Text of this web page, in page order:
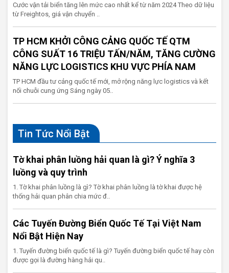
Cước vận tải biển tăng lên mức cao nhất kể từ năm 2024 Theo dữ liệu
từ Freightos, giá vận chuyển ..
TP HCM KHỞI CÔNG CẢNG QUỐC TẾ QTM
CÔNG SUẤT 16 TRIỆU TẤN/NĂM, TĂNG CƯỜNG
NĂNG LỰC LOGISTICS KHU VỰC PHÍA NAM
TP HCM đầu tư cảng quốc tế mới, mở rộng năng lực logistics và kết
nối chuỗi cung ứng Sáng ngày 05..
Tin Tức Nổi Bật
Tờ khai phân luồng hải quan là gì? Ý nghĩa 3
luồng và quy trình
1. Tờ khai phân luồng là gì? Tờ khai phân luồng là tờ khai được hệ
thống hải quan phân chia mức đ..
Các Tuyến Đường Biển Quốc Tế Tại Việt Nam
Nổi Bật Hiện Nay
1. Tuyến đường biển quốc tế là gì? Tuyến đường biển quốc tế hay còn
được gọi là đường hàng hải qu..